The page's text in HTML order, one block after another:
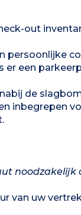
out
persoonlijke
er een
de
inbegrepen
noodzakelijk
van uw